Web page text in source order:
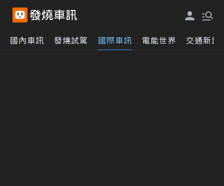
國內車訊 發燒試駕 國際車訊 電能世界 交通新訊